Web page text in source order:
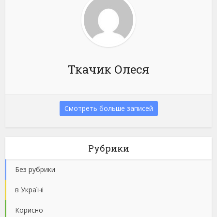
Ткачик Олеся
Смотреть больше записей
Рубрики
Без рубрики
в Україні
Корисно